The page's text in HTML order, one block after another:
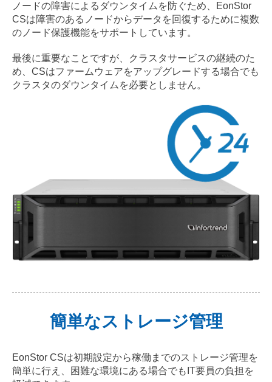
ノードの障害によるダウンタイムを防ぐため、EonStor
CSは障害のあるノードからデータを回復するために複数
のノード保護機能をサポートしています。
最後に重要なことですが、クラスタサービスの継続のた
め、CSはファームウェアをアップグレードする場合でも
クラスタのダウンタイムを必要としません。
簡単なストレージ管理
EonStor CSは初期設定から稼働までのストレージ管理を
簡単に行え、困難な環境にある場合でもIT要員の負担を